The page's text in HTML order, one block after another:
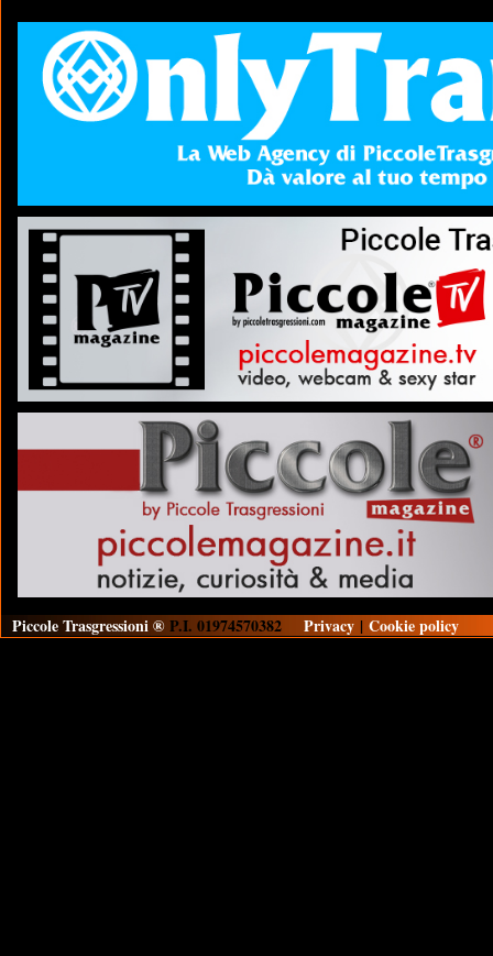
Piccole Trasgressioni ® P.I. 01974570382 Privacy | Cookie policy